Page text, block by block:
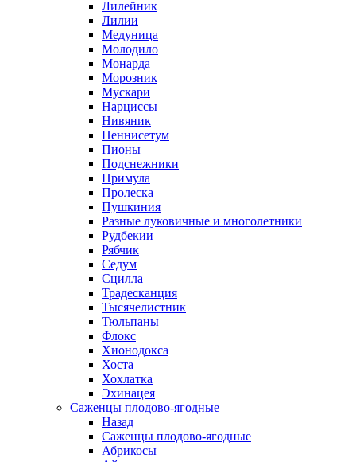
Лилейник
Лилии
Медуница
Молодило
Монарда
Морозник
Мускари
Нарциссы
Нивяник
Пеннисетум
Пионы
Подснежники
Примула
Пролеска
Пушкиния
Разные луковичные и многолетники
Рудбекии
Рябчик
Седум
Сцилла
Традесканция
Тысячелистник
Тюльпаны
Флокс
Хионодокса
Хоста
Хохлатка
Эхинацея
Саженцы плодово-ягодные
Назад
Саженцы плодово-ягодные
Абрикосы